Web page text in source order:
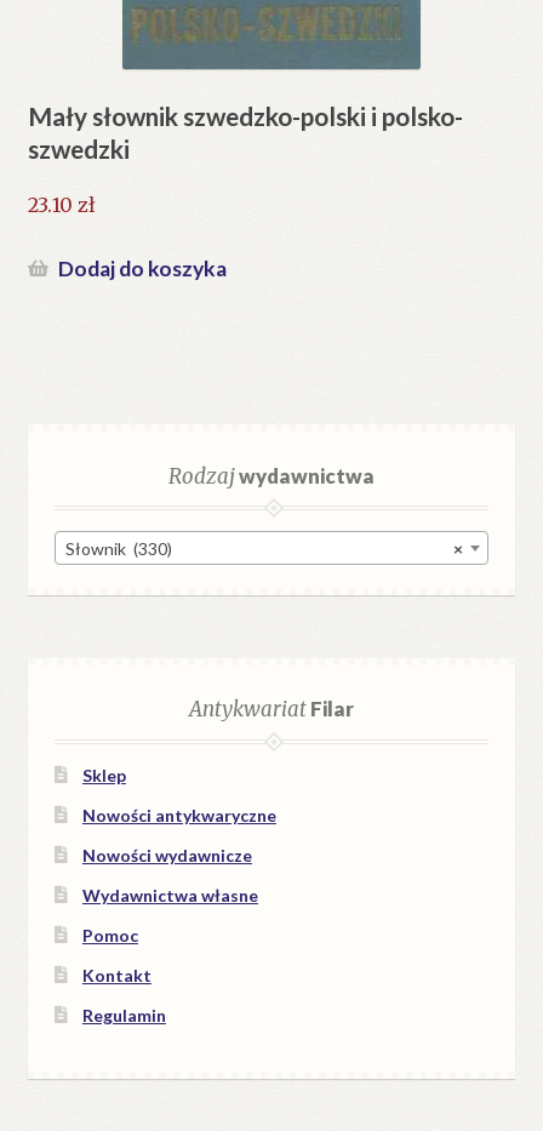
Mały słownik szwedzko-polski i polsko-
szwedzki
23.10 zł
Dodaj do koszyka
Rodzajwydawnictwa
×
Słownik (330)
AntykwariatFilar
Sklep
Nowości antykwaryczne
Nowości wydawnicze
Wydawnictwa własne
Pomoc
Kontakt
Regulamin